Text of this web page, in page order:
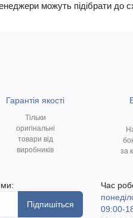
можуть підібрати до
Гарантія якості
Тільки
оригінальні
товари від
виробників
за
Підпишіться
Час
09:00-